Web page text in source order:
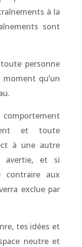
à la
sont
personne
qu’un
et toute
à une autre
avertie, et si
contraire aux
exclue par
tes idées et
neutre et